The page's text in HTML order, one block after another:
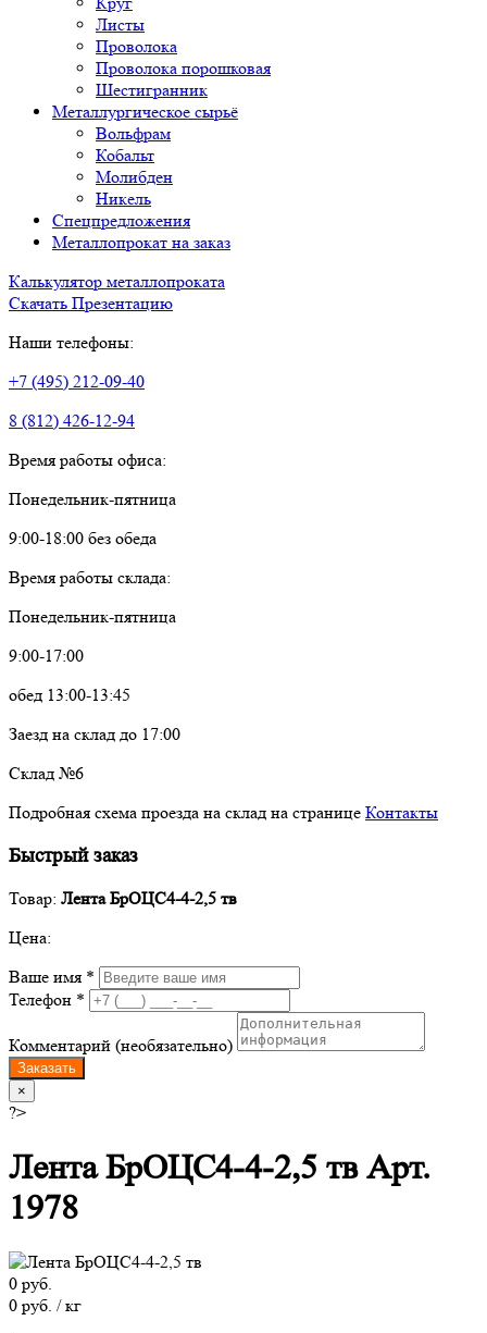
Листы
Проволока
Проволока порошковая
Шестигранник
Металлургическое сырьё
Вольфрам
Кобальт
Молибден
Никель
Спецпредложения
Металлопрокат на заказ
Калькулятор металлопроката
Скачать Презентацию
Наши телефоны:
+7 (495) 212-09-40
8 (812) 426-12-94
Время работы офиса:
Понедельник-пятница
9:00-18:00 без обеда
Время работы склада:
Понедельник-пятница
9:00-17:00
обед 13:00-13:45
Заезд на склад до 17:00
Склад №6
Подробная схема проезда на склад на странице Контакты
Быстрый заказ
Товар: Лента БрОЦС4-4-2,5 тв
Цена:
Ваше имя *
Телефон *
Комментарий (необязательно)
Заказать
×
?>
Лента БрОЦС4-4-2,5 тв Арт.
1978
0 руб.
0 руб. / кг